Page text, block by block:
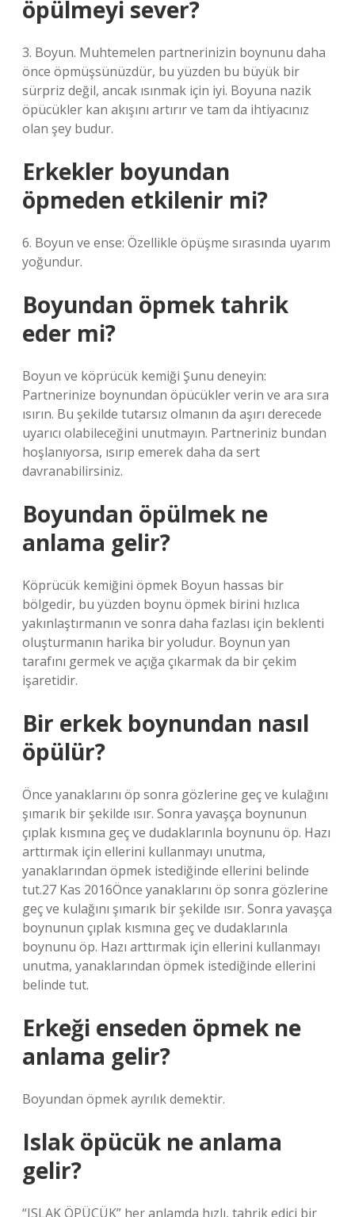
öpülmeyi sever?
3. Boyun. Muhtemelen partnerinizin boynunu daha
önce öpmüşsünüzdür, bu yüzden bu büyük bir
sürpriz değil, ancak ısınmak için iyi. Boyuna nazik
öpücükler kan akışını artırır ve tam da ihtiyacınız
olan şey budur.
Erkekler boyundan
öpmeden etkilenir mi?
6. Boyun ve ense: Özellikle öpüşme sırasında uyarım
yoğundur.
Boyundan öpmek tahrik
eder mi?
Boyun ve köprücük kemiği Şunu deneyin:
Partnerinize boynundan öpücükler verin ve ara sıra
ısırın. Bu şekilde tutarsız olmanın da aşırı derecede
uyarıcı olabileceğini unutmayın. Partneriniz bundan
hoşlanıyorsa, ısırıp emerek daha da sert
davranabilirsiniz.
Boyundan öpülmek ne
anlama gelir?
Köprücük kemiğini öpmek Boyun hassas bir
bölgedir, bu yüzden boynu öpmek birini hızlıca
yakınlaştırmanın ve sonra daha fazlası için beklenti
oluşturmanın harika bir yoludur. Boynun yan
tarafını germek ve açığa çıkarmak da bir çekim
işaretidir.
Bir erkek boynundan nasıl
öpülür?
Önce yanaklarını öp sonra gözlerine geç ve kulağını
şımarık bir şekilde ısır. Sonra yavaşça boynunun
çıplak kısmına geç ve dudaklarınla ​​boynunu öp. Hazı
arttırmak için ellerini kullanmayı unutma,
yanaklarından öpmek istediğinde ellerini belinde
tut.27 Kas 2016Önce yanaklarını öp sonra gözlerine
geç ve kulağını şımarık bir şekilde ısır. Sonra yavaşça
boynunun çıplak kısmına geç ve dudaklarınla ​​
boynunu öp. Hazı arttırmak için ellerini kullanmayı
unutma, yanaklarından öpmek istediğinde ellerini
belinde tut.
Erkeği enseden öpmek ne
anlama gelir?
Boyundan öpmek ayrılık demektir.
Islak öpücük ne anlama
gelir?
“ISLAK ÖPÜCÜK” her anlamda hızlı, tahrik edici bir